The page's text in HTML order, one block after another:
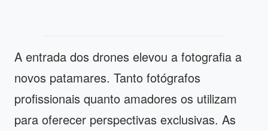
A entrada dos drones elevou a fotografia a
novos patamares. Tanto fotógrafos
profissionais quanto amadores os utilizam
para oferecer perspectivas exclusivas. As